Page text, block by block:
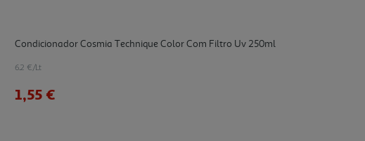
Condicionador Cosmia Technique Color Com Filtro Uv 250ml
6.2 €/Lt
1,55 €